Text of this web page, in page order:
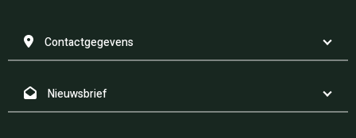
Contactgegevens
Nieuwsbrief